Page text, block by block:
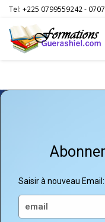
Tel: +225 0799559242 -
Saisir à nouveau Email: